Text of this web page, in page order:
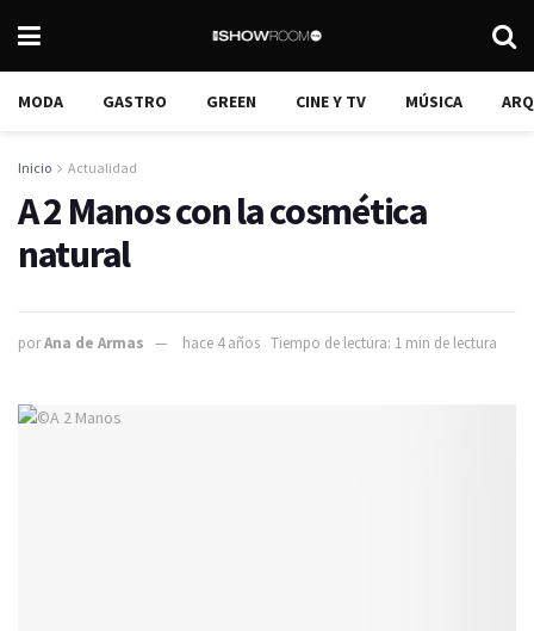
MODA GASTRO GREEN CINE Y TV MÚSICA
Inicio Actualidad
A 2 Manos con la cosmética
natural
porAna de Armas hace 4 años Tiempo de lectura: 1 min de lectura